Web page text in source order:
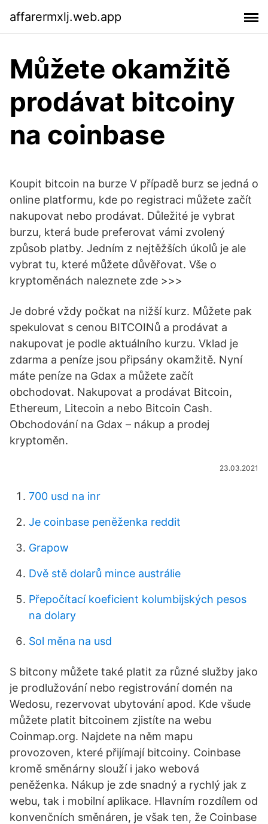
affarermxlj.web.app
Můžete okamžitě
prodávat bitcoiny
na coinbase
Koupit bitcoin na burze V případě burz se jedná o
online platformu, kde po registraci můžete začít
nakupovat nebo prodávat. Důležité je vybrat
burzu, která bude preferovat vámi zvolený
způsob platby. Jedním z nejtěžších úkolů je ale
vybrat tu, které můžete důvěřovat. Vše o
kryptoměnách naleznete zde >>>
Je dobré vždy počkat na nižší kurz. Můžete pak
spekulovat s cenou BITCOINů a prodávat a
nakupovat je podle aktuálního kurzu. Vklad je
zdarma a peníze jsou připsány okamžitě. Nyní
máte peníze na Gdax a můžete začít
obchodovat. Nakupovat a prodávat Bitcoin,
Ethereum, Litecoin a nebo Bitcoin Cash.
Obchodování na Gdax – nákup a prodej
kryptoměn.
23.03.2021
700 usd na inr
Je coinbase peněženka reddit
Grapow
Dvě stě dolarů mince austrálie
Přepočítací koeficient kolumbijských pesos
na dolary
Sol měna na usd
S bitcony můžete také platit za různé služby jako
je prodlužování nebo registrování domén na
Wedosu, rezervovat ubytování apod. Kde všude
můžete platit bitcoinem zjistíte na webu
Coinmap.org. Najdete na něm mapu
provozoven, které přijímají bitcoiny. Coinbase
kromě směnárny slouží i jako webová
peněženka. Nákup je zde snadný a rychlý jak z
webu, tak i mobilní aplikace. Hlavním rozdílem od
konvenčních směnáren, je však ten, že Coinbase